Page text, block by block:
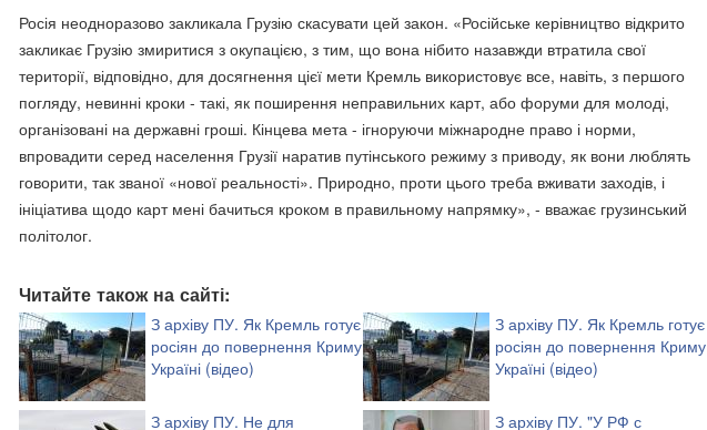
Росія неодноразово закликала Грузію скасувати цей закон. «Російське керівництво відкрито
закликає Грузію змиритися з окупацією, з тим, що вона нібито назавжди втратила свої
території, відповідно, для досягнення цієї мети Кремль використовує все, навіть, з першого
погляду, невинні кроки - такі, як поширення неправильних карт, або форуми для молоді,
організовані на державні гроші. Кінцева мета - ігноруючи міжнародне право і норми,
впровадити серед населення Грузії наратив путінського режиму з приводу, як вони люблять
говорити, так званої «нової реальності». Природно, проти цього треба вживати заходів, і
ініціатива щодо карт мені бачиться кроком в правильному напрямку», - вважає грузинський
політолог.
Читайте також на сайті:
З архіву ПУ. Як Кремль готує
росіян до повернення Криму
Україні (відео)
З архіву ПУ. Як Кремль готує
росіян до повернення Криму
Україні (відео)
З архіву ПУ. Не для
З архіву ПУ. "У РФ с